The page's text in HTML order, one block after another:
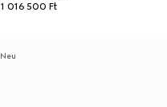
1 016 500 Ft
Neu